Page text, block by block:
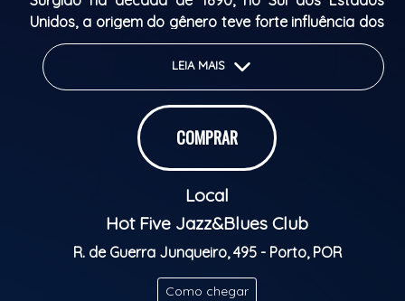
Unidos, a origem do gênero teve forte influência dos
gêneros, cantos e letras típicas da cultura africana.
Uma das características do blues são suas letras
simples, porém fortes, grande entrega vocal e
instrumentos como guitarra e piano.
Classificação etária: M/16
LEIA MAIS
COMPRAR
Local
Hot Five Jazz&Blues Club
R. de Guerra Junqueiro, 495 - Porto, POR
Como chegar